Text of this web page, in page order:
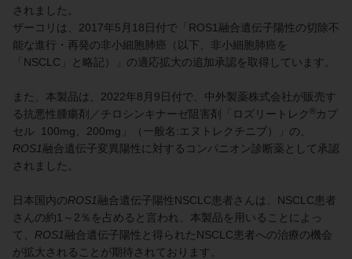
されました。
ザーコリは、2017年5月18日付で「ROS1融合遺伝子陽性の切除不
能な進行・再発の非小細胞肺癌（以下、非小細胞肺癌を
「NSCLC」と略記）」の適応拡大の追加承認を取得しています。
また、本製品は、2022年8月9日付で、中外製薬株式会社が販売す
る抗悪性腫瘍剤／チロシンキナーゼ阻害剤「ロズリートレク ® カプ
セル 100mg、200mg」（一般名:エヌトレクチニブ）」の、
ROS1融合遺伝子変異陽性に対するコンパニオン診断薬として承認
されました。
日本国内のROS1融合遺伝子陽性NSCLC患者さんは、NSCLC患者
さんの約1～2％を占めると言われ、本製品を用いることによっ
て、 ROS1融合遺伝子陽性と得られたNSCLC患者への治療の機会
が拡大されることが期待されております。